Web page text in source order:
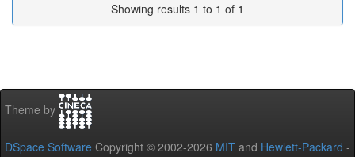
Showing results 1 to 1 of 1
Theme by
DSpace Software Copyright © 2002-2026 MIT and Hewlett-Packard -